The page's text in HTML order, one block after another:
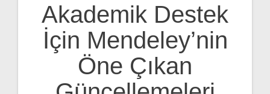
Akademik Destek
İçin Mendeley’nin
Öne Çıkan
Yazı
gezinmesi